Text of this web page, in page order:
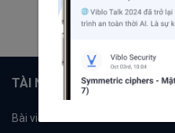
Python 3.7 Performance
840 2 0
TÀI NGUYÊN
Bài viết